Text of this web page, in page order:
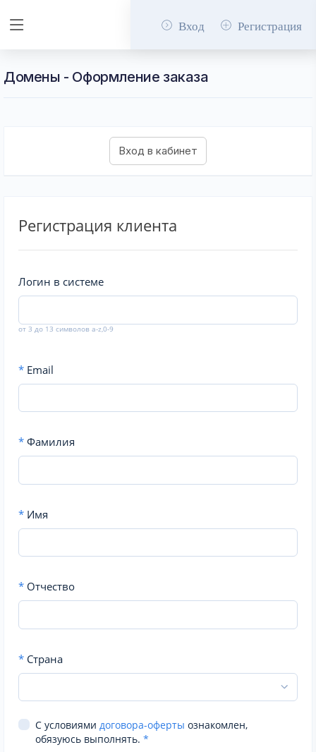
Вход Регистрация
Домены - Оформление заказа
Регистрация клиента
Логин в системе
от 3 до 13 символов a-z,0-9
* Email
* Фамилия
* Имя
* Отчество
* Страна
С условиями договора-оферты ознакомлен,
обязуюсь выполнять. *